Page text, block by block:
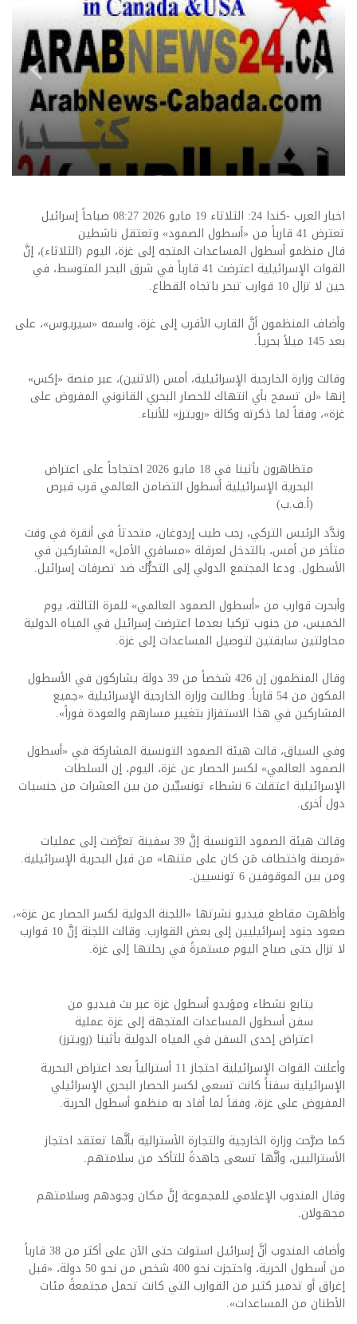
اخبار العرب -كندا 24: الثلاثاء 19 مايو 2026 08:27 صباحاً إسرائيل
تعترض 41 قارباً من «أسطول الصمود» وتعتقل ناشطين
قال منظمو أسطول المساعدات المتجه إلى غزة، اليوم (الثلاثاء)، إنَّ
القوات الإسرائيلية اعترضت 41 قارباً في شرق البحر المتوسط، في
حين لا تزال 10 قوارب تبحر باتجاه القطاع.
وأضاف المنظمون أنَّ القارب الأقرب إلى غزة، واسمه «سيريوس»، على
بعد 145 ميلاً بحرياً.
وقالت وزارة الخارجية الإسرائيلية، أمس (الاثنين)، عبر منصة «إكس»
إنها «لن تسمح بأي انتهاك للحصار البحري القانوني المفروض على
غزة»، وفقاً لما ذكرته وكالة «رويترز» للأنباء.
متظاهرون بأثينا في 18 مايو 2026 احتجاجاً على اعتراض
البحرية الإسرائيلية أسطول التضامن العالمي قرب قبرص
(أ.ف.ب)
وندَّد الرئيس التركي، رجب طيب إردوغان، متحدثاً في أنقرة في وقت
متأخر من أمس، بالتدخل لعرقلة «مسافري الأمل» المشاركين في
الأسطول. ودعا المجتمع الدولي إلى التحرُّك ضد تصرفات إسرائيل.
وأبحرت قوارب من «أسطول الصمود العالمي» للمرة الثالثة، يوم
الخميس، من جنوب تركيا بعدما اعترضت إسرائيل في المياه الدولية
محاولتين سابقتين لتوصيل المساعدات إلى غزة.
وقال المنظمون إن 426 شخصاً من 39 دولة يشاركون في الأسطول
المكون من 54 قارباً. وطالبت وزارة الخارجية الإسرائيلية «جميع
المشاركين في هذا الاستفزاز بتغيير مسارهم والعودة فوراً».
وفي السياق، قالت هيئة الصمود التونسية المشارِكة في «أسطول
الصمود العالمي» لكسر الحصار عن غزة، اليوم، إن السلطات
الإسرائيلية اعتقلت 6 نشطاء تونسيِّين من بين العشرات من جنسيات
دول أخرى.
وقالت هيئة الصمود التونسية إنَّ 39 سفينة تعرَّضت إلى عمليات
«قرصنة واختطاف مَن كان على متنها» من قبل البحرية الإسرائيلية.
ومن بين الموقوفين 6 تونسيين.
وأظهرت مقاطع فيديو نشرتها «اللجنة الدولية لكسر الحصار عن غزة»،
صعود جنود إسرائيليين إلى بعض القوارب. وقالت اللجنة إنَّ 10 قوارب
لا تزال حتى صباح اليوم مستمرةً في رحلتها إلى غزة.
يتابع نشطاء ومؤيدو أسطول غزة عبر بث فيديو من
سفن أسطول المساعدات المتجهة إلى غزة عملية
اعتراض إحدى السفن في المياه الدولية بأثينا (رويترز)
وأعلنت القوات الإسرائيلية احتجاز 11 أسترالياً بعد اعتراض البحرية
الإسرائيلية سفناً كانت تسعى لكسر الحصار البحري الإسرائيلي
المفروض على غزة، وفقاً لما أفاد به منظمو أسطول الحرية.
كما صرَّحت وزارة الخارجية والتجارة الأسترالية بأنَّها تعتقد احتجاز
الأستراليين، وأنَّها تسعى جاهدةً للتأكد من سلامتهم.
وقال المندوب الإعلامي للمجموعة إنَّ مكان وجودهم وسلامتهم
مجهولان.
وأضاف المندوب أنَّ إسرائيل استولت حتى الآن على أكثر من 38 قارباً
من أسطول الحرية، واحتجزت نحو 400 شخص من نحو 50 دولة، «قبل
إغراق أو تدمير كثير من القوارب التي كانت تحمل مجتمعةً مئات
الأطنان من المساعدات».